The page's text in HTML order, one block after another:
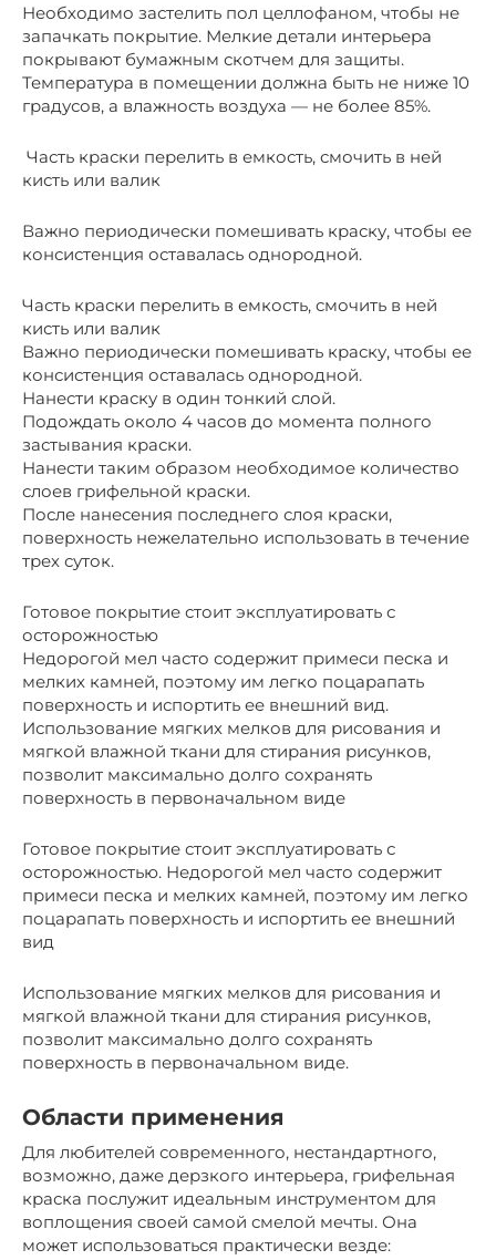
Необходимо застелить пол целлофаном, чтобы не
запачкать покрытие. Мелкие детали интерьера
покрывают бумажным скотчем для защиты.
Температура в помещении должна быть не ниже 10
градусов, а влажность воздуха — не более 85%.
Часть краски перелить в емкость, смочить в ней
кисть или валик
Важно периодически помешивать краску, чтобы ее
консистенция оставалась однородной.
Часть краски перелить в емкость, смочить в ней
кисть или валик
Важно периодически помешивать краску, чтобы ее
консистенция оставалась однородной.
Нанести краску в один тонкий слой.
Подождать около 4 часов до момента полного
застывания краски.
Нанести таким образом необходимое количество
слоев грифельной краски.
После нанесения последнего слоя краски,
поверхность нежелательно использовать в течение
трех суток.
Готовое покрытие стоит эксплуатировать с
осторожностью
Недорогой мел часто содержит примеси песка и
мелких камней, поэтому им легко поцарапать
поверхность и испортить ее внешний вид.
Использование мягких мелков для рисования и
мягкой влажной ткани для стирания рисунков,
позволит максимально долго сохранять
поверхность в первоначальном виде
Готовое покрытие стоит эксплуатировать с
осторожностью. Недорогой мел часто содержит
примеси песка и мелких камней, поэтому им легко
поцарапать поверхность и испортить ее внешний
вид
Использование мягких мелков для рисования и
мягкой влажной ткани для стирания рисунков,
позволит максимально долго сохранять
поверхность в первоначальном виде.
Области применения
Для любителей современного, нестандартного,
возможно, даже дерзкого интерьера, грифельная
краска послужит идеальным инструментом для
воплощения своей самой смелой мечты. Она
может использоваться практически везде: